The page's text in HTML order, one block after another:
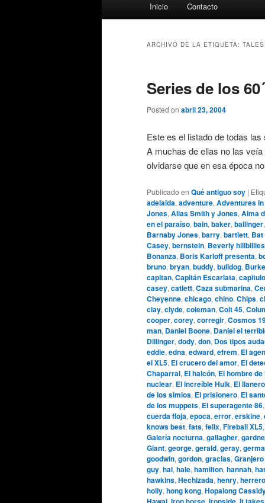
Inicio Contacto
ARCHIVO DE LA ETIQUETA:
Series de los
Posted on abril 23, 2004
Este es el listado de todas
A muchas de ellas no las
olvidarse que en esa época
Publicado en Qué antiguo soy |
adelaida, adventure, Adventures
Jones, Alias Smith y Jones, Alma
en el paraíso, bain, baker, ballinger,
Barnaby Jones, barry, bartlett,
Casey, bernstein, Beverly hillbillies
Bonanza, Boris Karloff presenta,
bruno, bryan, buddy, bulldog,
capitan, Capitán Escarlata, capitulo
casey, catlett, Caza submarina,
Cheyenne, chicago, chino, Chips,
clay, clyde, coleman, Colt 45,
cooper, corey, corregir, Cosmos
man, Daniel Boone, Daniel el
Dillinger, dody, don, Dos tipos
eddie, edna, edward, efrem, El
el XL5, El crucero del amor, El
Chaparral, El halcón, El hombre
nuclear, El increíble Hulk, El
de los simios, El prisionero, El
de los muppets, El superagente 86,
cuerda floja, epoca, error, erskine,
knows best, fats, felix, Fireball XL5,
Galería nocturna, gallagher,
Giant, george, gerald, geray,
goodwin, gordon, gracias,
guy, hal, hale, hamilton, hannah,
hawkins, Hechizada, henry, herrero
holly, hong kong, Hopalong
, , ,